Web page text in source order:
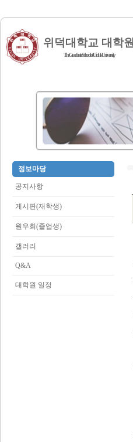
위덕대학교 대학원
The Graduate School of Uiduk University
정보마당
공지사항
게시판(재학생)
원우회(졸업생)
갤러리
Q&A
대학원 일정